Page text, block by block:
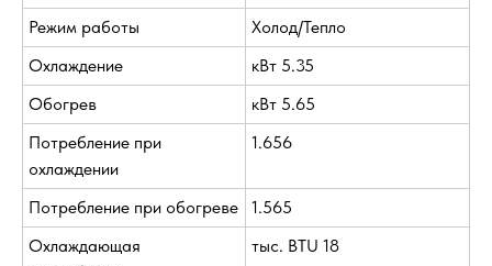
Режим работы
Холод/Тепло
Охлаждение
кВт 5.35
Обогрев
кВт 5.65
Потребление при
охлаждении
1.656
Потребление при обогреве
1.565
Охлаждающая
тыс. BTU 18